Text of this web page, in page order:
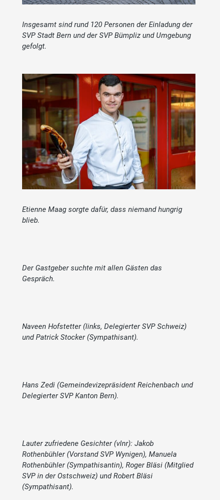
Insgesamt sind rund 120 Personen der Einladung der
SVP Stadt Bern und der SVP Bümpliz und Umgebung
gefolgt.
Etienne Maag sorgte dafür, dass niemand hungrig
blieb.
Der Gastgeber suchte mit allen Gästen das
Gespräch.
Naveen Hofstetter (links, Delegierter SVP Schweiz)
und Patrick Stocker (Sympathisant).
Hans Zedi (Gemeindevizepräsident Reichenbach und
Delegierter SVP Kanton Bern).
Lauter zufriedene Gesichter (vlnr): Jakob
Rothenbühler (Vorstand SVP Wynigen), Manuela
Rothenbühler (Sympathisantin), Roger Bläsi (Mitglied
SVP in der Ostschweiz) und Robert Bläsi
(Sympathisant).